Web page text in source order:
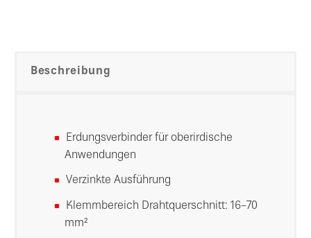
Beschreibung
Erdungsverbinder für oberirdische
Anwendungen
Verzinkte Ausführung
Klemmbereich Drahtquerschnitt: 16–70
mm²